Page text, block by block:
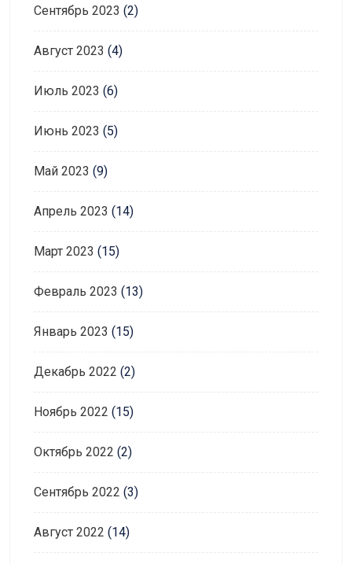
Сентябрь 2023 (2)
Август 2023 (4)
Июль 2023 (6)
Июнь 2023 (5)
Май 2023 (9)
Апрель 2023 (14)
Март 2023 (15)
Февраль 2023 (13)
Январь 2023 (15)
Декабрь 2022 (2)
Ноябрь 2022 (15)
Октябрь 2022 (2)
Сентябрь 2022 (3)
Август 2022 (14)